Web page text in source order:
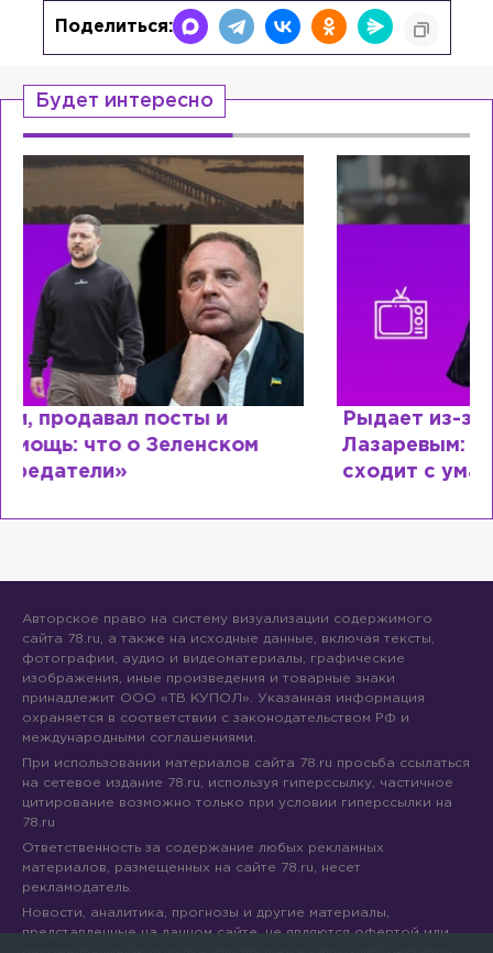
Поделиться:
Будет интересно
Рыдает из-за мужа, но опять флиртует с
Лазаревым: как Лера Кудрявцева
сходит с ума
Авторское право на систему визуализации содержимого
сайта 78.ru, а также на исходные данные, включая тексты,
фотографии, аудио и видеоматериалы, графические
изображения, иные произведения и товарные знаки
принадлежит ООО «ТВ КУПОЛ». Указанная информация
охраняется в соответствии с законодательством РФ и
международными соглашениями.
При использовании материалов сайта 78.ru просьба ссылаться
на сетевое издание 78.ru, используя гиперссылку, частичное
цитирование возможно только при условии гиперссылки на
78.ru
Ответственность за содержание любых рекламных
материалов, размещенных на сайте 78.ru, несет
рекламодатель.
Новости, аналитика, прогнозы и другие материалы,
представленные на данном сайте, не являются офертой или